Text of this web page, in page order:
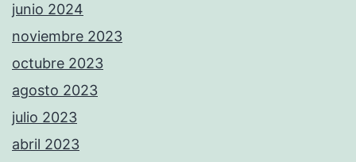
junio 2024
noviembre 2023
octubre 2023
agosto 2023
julio 2023
abril 2023